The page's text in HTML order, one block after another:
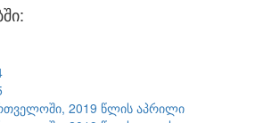
2019 წლის აპრილი